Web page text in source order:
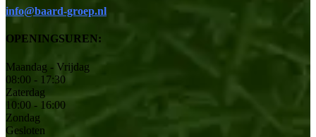
info@baard-groep.nl
OPENINGSUREN:
Maandag - Vrijdag
08:00 - 17:30
Zaterdag
10:00 - 16:00
Zondag
Gesloten